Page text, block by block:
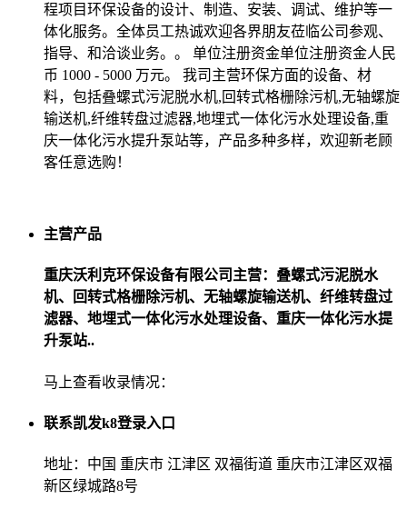
程项目环保设备的设计、制造、安装、调试、维护等一
体化服务。全体员工热诚欢迎各界朋友莅临公司参观、
指导、和洽谈业务。。 单位注册资金单位注册资金人民
币 1000 - 5000 万元。 我司主营环保方面的设备、材
料，包括叠螺式污泥脱水机,回转式格栅除污机,无轴螺旋
输送机,纤维转盘过滤器,地埋式一体化污水处理设备,重
庆一体化污水提升泵站等，产品多种多样，欢迎新老顾
客任意选购！
主营产品
重庆沃利克环保设备有限公司主营：叠螺式污泥脱水
机、回转式格栅除污机、无轴螺旋输送机、纤维转盘过
滤器、地埋式一体化污水处理设备、重庆一体化污水提
升泵站..
马上查看收录情况：
联系凯发k8登录入口
地址：中国 重庆市 江津区 双福街道 重庆市江津区双福
新区绿城路8号